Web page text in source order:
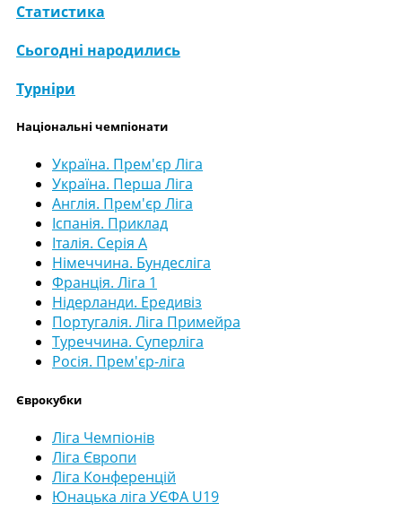
Статистика
Сьогодні народились
Турніри
Національні чемпіонати
Україна. Прем'єр Ліга
Україна. Перша Ліга
Англія. Прем'єр Ліга
Іспанія. Приклад
Італія. Серія А
Німеччина. Бундесліга
Франція. Ліга 1
Нідерланди. Ередивіз
Португалія. Ліга Примейра
Туреччина. Суперліга
Росія. Прем'єр-ліга
Єврокубки
Ліга Чемпіонів
Ліга Європи
Ліга Конференцій
Юнацька ліга УЄФА U19